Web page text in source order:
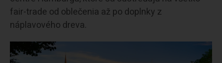
fair-trade od oblečenia až po doplnky z
náplavového dreva.